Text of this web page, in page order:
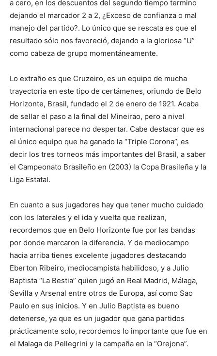
a cero, en los descuentos del segundo tiempo termino
dejando el marcador 2 a 2, ¿Exceso de confianza o mal
manejo del partido?. Lo único que se rescata es que el
resultado sólo nos favoreció, dejando a la gloriosa “U”
como cabeza de grupo momentáneamente.
Lo extraño es que Cruzeiro, es un equipo de mucha
trayectoria en este tipo de certámenes, oriundo de Belo
Horizonte, Brasil, fundado el 2 de enero de 1921. Acaba
de sellar el paso a la final del Mineirao, pero a nivel
internacional parece no despertar. Cabe destacar que es
el único equipo que ha ganado la “Triple Corona”, es
decir los tres torneos más importantes del Brasil, a saber
el Campeonato Brasileño en (2003) la Copa Brasileña y la
Liga Estatal.
En cuanto a sus jugadores hay que tener mucho cuidado
con los laterales y el ida y vuelta que realizan,
recordemos que en Belo Horizonte fue por las bandas
por donde marcaron la diferencia. Y de mediocampo
hacia arriba tienes excelente jugadores destacando
Eberton Ribeiro, mediocampista habilidoso, y a Julio
Baptista “La Bestia” quien jugó en Real Madrid, Málaga,
Sevilla y Arsenal entre otros de Europa, así como Sao
Paulo en sus inicios. Y en Julio Baptista es bueno
detenerse, ya que es un jugador que gana partidos
prácticamente solo, recordemos lo importante que fue en
el Malaga de Pellegrini y la campaña en la “Orejona”.